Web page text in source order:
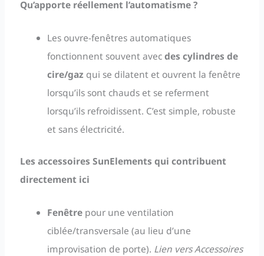
Qu’apporte réellement l’automatisme ?
Les ouvre-fenêtres automatiques
fonctionnent souvent avecdes cylindres de
cire/gaz qui se dilatent et ouvrent la fenêtre
lorsqu’ils sont chauds et se referment
lorsqu’ils refroidissent. C’est simple, robuste
et sans électricité.
Les accessoires SunElements qui contribuent
directement ici
Fenêtre pour une ventilation
ciblée/transversale (au lieu d’une
improvisation de porte). Lien vers Accessoires